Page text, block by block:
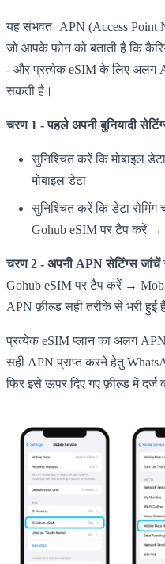
यह संभवतः APN (Access Point
जो आपके फोन को बताती है कि
- और प्रत्येक eSIM के लिए अलग
सकती है।
चरण 1 - पहले अपनी बुनियादी
सुनिश्चित करें कि मोबाइल
मोबाइल डेटा
सुनिश्चित करें कि डेटा
Gohub eSIM पर टैप करें →
चरण 2 - अपनी APN सेटिंग्स जांचें
Gohub eSIM पर टैप करें →
APN फ़ील्ड सही तरीके से भरी हुई
प्रत्येक eSIM प्लान का अलग
सही APN प्राप्त करने हेतु
फिर इसे ऊपर दिए गए फ़ील्ड में दर्ज